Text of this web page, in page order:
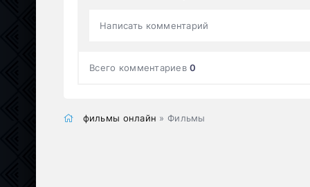
Написать комментарий
Всего комментариев0
фильмы онлайн » Фильмы